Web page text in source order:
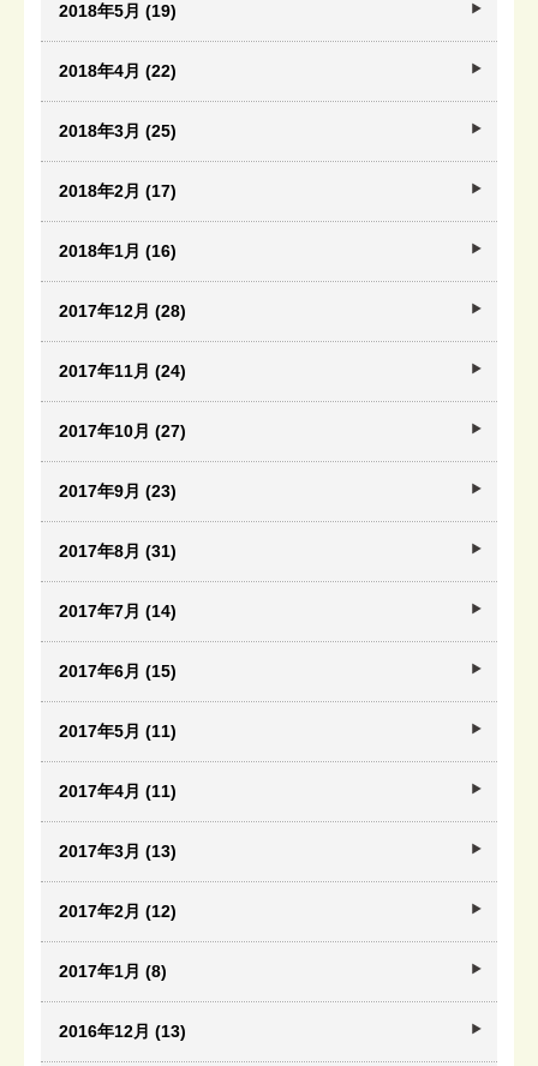
2018年5月 (19)
2018年4月 (22)
2018年3月 (25)
2018年2月 (17)
2018年1月 (16)
2017年12月 (28)
2017年11月 (24)
2017年10月 (27)
2017年9月 (23)
2017年8月 (31)
2017年7月 (14)
2017年6月 (15)
2017年5月 (11)
2017年4月 (11)
2017年3月 (13)
2017年2月 (12)
2017年1月 (8)
2016年12月 (13)